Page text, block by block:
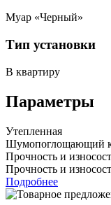
Муар «Черный»
Тип установки
В квартиру
Параметры
Утепленная
Шумопоглощающий
Прочность и
Прочность и
Подробнее